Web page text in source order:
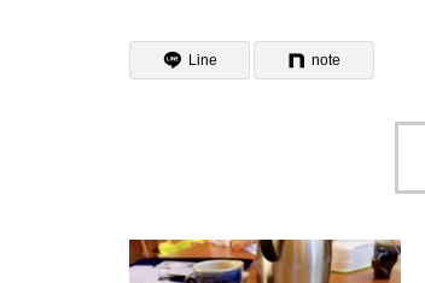
Line note